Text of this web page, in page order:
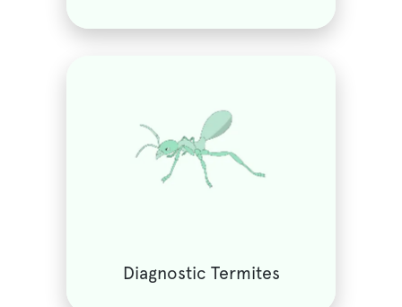
Diagnostic Termites